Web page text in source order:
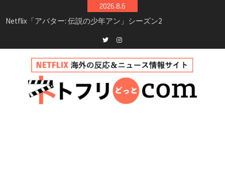
to
2026.8.6
シーズン3最新情報
Netflix映画「ボイスメールで恋をして」キャス
イッチ主演ロマコメ
新決定！2027年撮影開始へ
兄弟大騒動のコメディ映画「リトル・ブラザ
ー」がNetflixで配信！─キャスト・あらすじ・
見どころまとめ
Twitterinstagram